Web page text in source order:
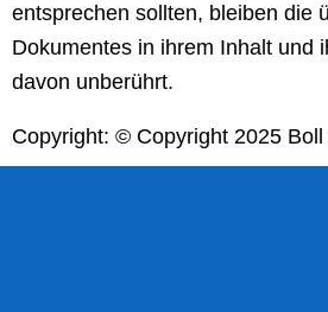
entsprechen sollten, bleiben die
Dokumentes in ihrem Inhalt und
davon unberührt.
Copyright: © Copyright 2025